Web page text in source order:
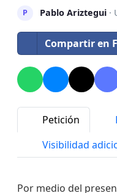
P Pablo Ariztegui·
Compartir en
Petición
Visibilidad
Por medio del